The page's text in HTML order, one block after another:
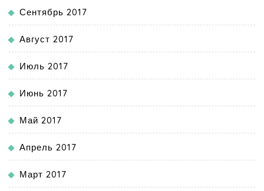
Сентябрь 2017
Август 2017
Июль 2017
Июнь 2017
Май 2017
Апрель 2017
Март 2017